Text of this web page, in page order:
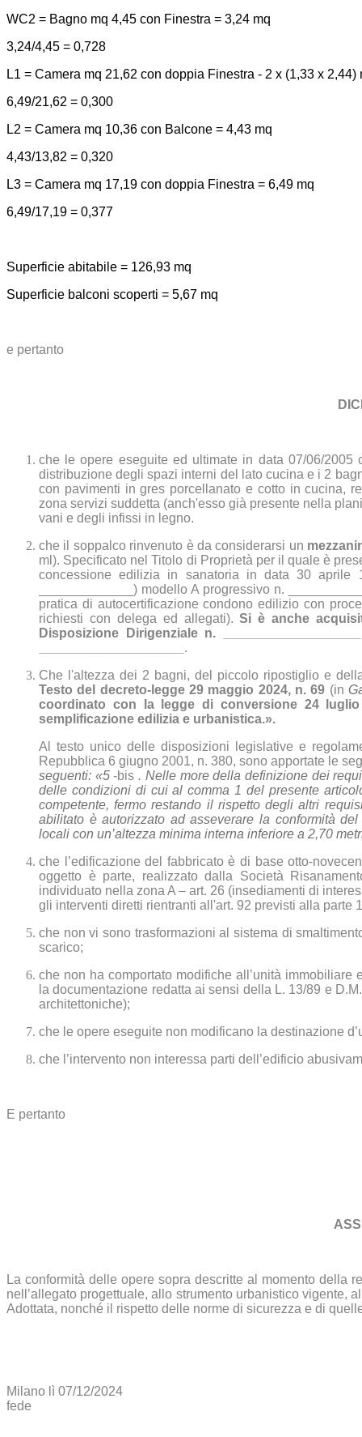
WC2 = Bagno mq 4,45 con Finestra = 3,24 mq
3,24/4,45 = 0,728
L1 = Camera mq 21,62 con doppia Finestra - 2 x (1,33 x 2,44)
6,49/21,62 = 0,300
L2 = Camera mq 10,36 con Balcone = 4,43 mq
4,43/13,82 = 0,320
L3 = Camera mq 17,19 con doppia Finestra = 6,49 mq
6,49/17,19 = 0,377
Superficie abitabile = 126,93 mq
Superficie balconi scoperti = 5,67 mq
e pertanto
che le opere eseguite ed ultimate in data 07/06/
distribuzione degli spazi interni del lato cucina e i 2
con pavimenti in gres porcellanato e cotto in cucina,
zona servizi suddetta (anch'esso già presente nella
vani e degli infissi in legno.
che il soppalco rinvenuto è da considerarsi un
ml). Specificato nel Titolo di Proprietà per il quale è
concessione edilizia in sanatoria in data 30 aprile
_____________) modello A progressivo n.
pratica di autocertificazione condono edilizio con
richiesti con delega ed allegati).Si è anche
Disposizione Dirigenziale n.
.
Che l'altezza dei 2 bagni, del piccolo ripostiglio e
Testo del decreto-legge 29 maggio 2024, n. 69 (in
coordinato con la legge di conversione 24
semplificazione edilizia e urbanistica.».
Al testo unico delle disposizioni legislative e
Repubblica 6 giugno 2001, n. 380, sono apportate le
seguenti: «5-bis . Nelle more della definizione dei
delle condizioni di cui al comma 1 del presente
competente, fermo restando il rispetto degli altri
abilitato è autorizzato ad asseverare la conformità
locali con un’altezza minima interna inferiore a 2,70
che l’edificazione del fabbricato è di base otto-
oggetto è parte, realizzato dalla Società
individuato nella zona A – art. 26 (insediamenti di
gli interventi diretti rientranti all'art. 92 previsti alla parte
che non vi sono trasformazioni al sistema di
scarico;
che non ha comportato modifiche all’unità
la documentazione redatta ai sensi della L. 13/89 e
architettoniche);
che le opere eseguite non modificano la destinazione
che l’intervento non interessa parti dell’edificio
E pertanto
La conformità delle opere sopra descritte al momento della
nell’allegato progettuale, allo strumento urbanistico vigente,
Adottata, nonché il rispetto delle norme di sicurezza e di
Milano lì
fede